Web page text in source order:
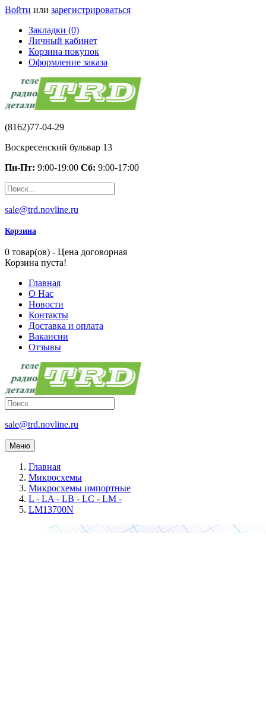
Войти или зарегистрироваться
Закладки (0)
Личный кабинет
Корзина покупок
Оформление заказа
(8162)77-04-29
Воскресенский бульвар 13
Пн-Пт: 9:00-19:00 Сб: 9:00-17:00
sale@trd.novline.ru
Корзина
0 товар(ов) - Цена договорная
Корзина пуста!
Главная
О Нас
Новости
Контакты
Доставка и оплата
Вакансии
Отзывы
sale@trd.novline.ru
Меню
Главная
Микросхемы
Микросхемы импортные
L - LA - LB - LC - LM -
LM13700N